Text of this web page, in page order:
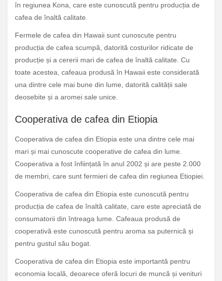
în regiunea Kona, care este cunoscută pentru producția de
cafea de înaltă calitate.
Fermele de cafea din Hawaii sunt cunoscute pentru
producția de cafea scumpă, datorită costurilor ridicate de
producție și a cererii mari de cafea de înaltă calitate. Cu
toate acestea, cafeaua produsă în Hawaii este considerată
una dintre cele mai bune din lume, datorită calității sale
deosebite și a aromei sale unice.
Cooperativa de cafea din Etiopia
Cooperativa de cafea din Etiopia este una dintre cele mai
mari și mai cunoscute cooperative de cafea din lume.
Cooperativa a fost înființată în anul 2002 și are peste 2.000
de membri, care sunt fermieri de cafea din regiunea Etiopiei.
Cooperativa de cafea din Etiopia este cunoscută pentru
producția de cafea de înaltă calitate, care este apreciată de
consumatorii din întreaga lume. Cafeaua produsă de
cooperativă este cunoscută pentru aroma sa puternică și
pentru gustul său bogat.
Cooperativa de cafea din Etiopia este importantă pentru
economia locală, deoarece oferă locuri de muncă și venituri